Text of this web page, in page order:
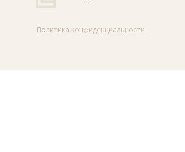
Политика конфиденциальности